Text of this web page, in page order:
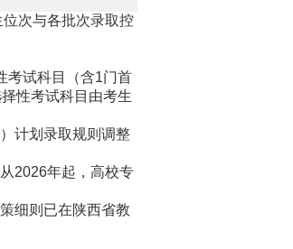
次与各批次录取控
考试科目（含1门首
性考试科目由考生
计划录取规则调整
2026年起，高校专
细则已在陕西省教